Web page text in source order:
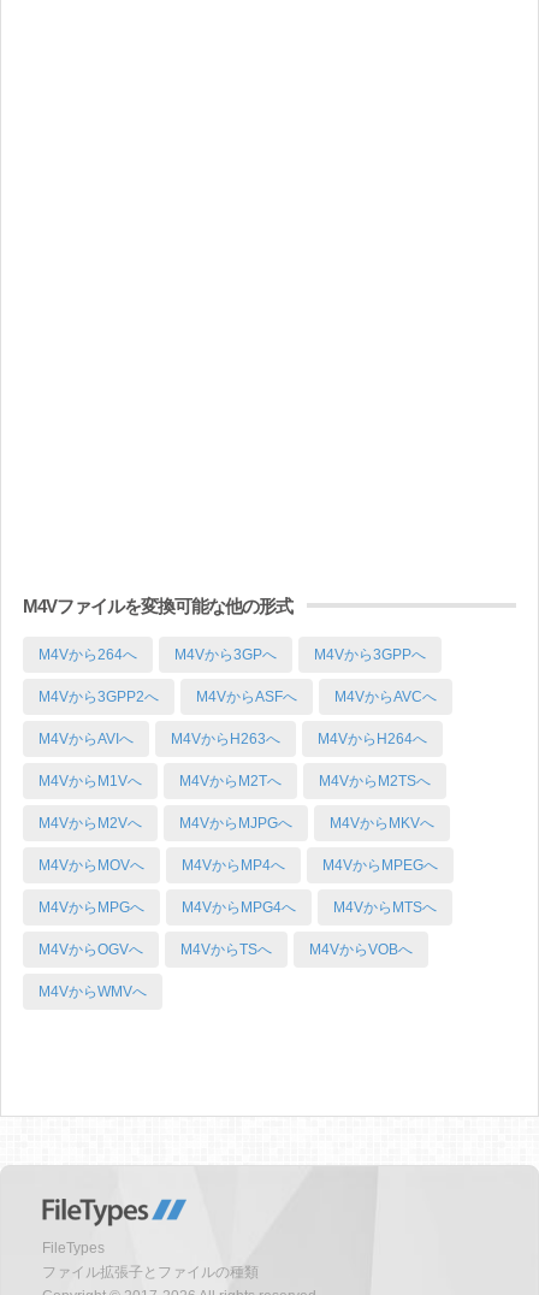
M4Vファイルを変換可能な他の形式
M4Vから264へ M4Vから3GPへ M4Vから3GPPへ
M4Vから3GPP2へ M4VからASFへ M4VからAVCへ
M4VからAVIへ M4VからH263へ M4VからH264へ
M4VからM1Vへ M4VからM2Tへ M4VからM2TSへ
M4VからM2Vへ M4VからMJPGへ M4VからMKVへ
M4VからMOVへ M4VからMP4へ M4VからMPEGへ
M4VからMPGへ M4VからMPG4へ M4VからMTSへ
M4VからOGVへ M4VからTSへ M4VからVOBへ
M4VからWMVへ
FileTypes
ファイル拡張子とファイルの種類